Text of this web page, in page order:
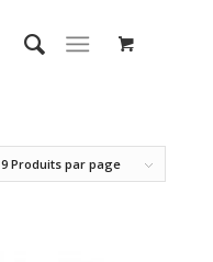
9 Produits par page